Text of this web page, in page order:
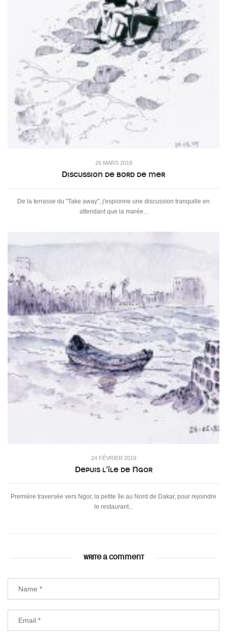
26 MARS 2019
Discussion de bord de mer
De la terrasse du "Take away", j'espionne une discussion tranquille en
attendant que la marée...
24 FÉVRIER 2019
Depuis l’île de Ngor
Première traversée vers Ngor, la petite île au Nord de Dakar, pour rejoindre
le restaurant...
WRITE A COMMENT